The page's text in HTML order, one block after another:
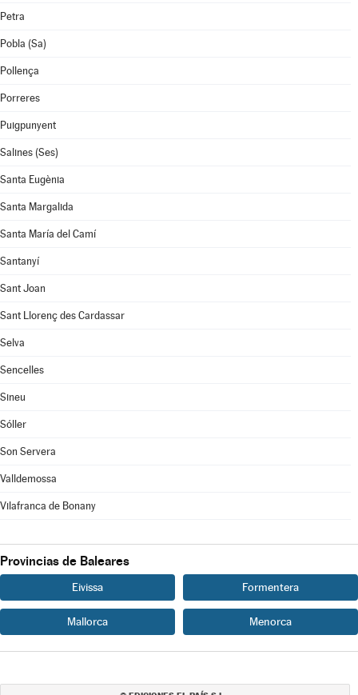
Petra
Pobla (Sa)
Pollença
Porreres
Puigpunyent
Salines (Ses)
Santa Eugènia
Santa Margalida
Santa María del Camí
Santanyí
Sant Joan
Sant Llorenç des Cardassar
Selva
Sencelles
Sineu
Sóller
Son Servera
Valldemossa
Vilafranca de Bonany
Provincias de Baleares
Eivissa Formentera
Mallorca Menorca